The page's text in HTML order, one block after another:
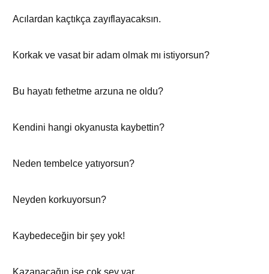
Acılardan kaçtıkça zayıflayacaksın.
Korkak ve vasat bir adam olmak mı istiyorsun?
Bu hayatı fethetme arzuna ne oldu?
Kendini hangi okyanusta kaybettin?
Neden tembelce yatıyorsun?
Neyden korkuyorsun?
Kaybedeceğin bir şey yok!
Kazanacağın ise çok şey var.